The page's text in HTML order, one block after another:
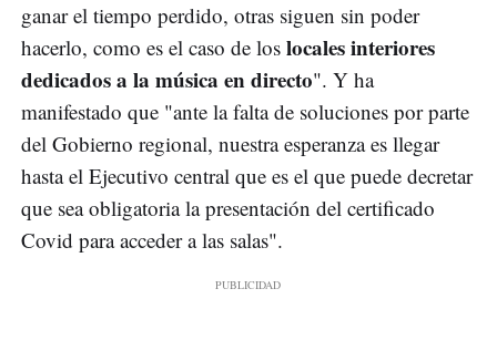
ganar el tiempo perdido, otras siguen sin poder
hacerlo, como es el caso de los locales interiores
dedicados a la música en directo". Y ha
manifestado que "ante la falta de soluciones por parte
del Gobierno regional, nuestra esperanza es llegar
hasta el Ejecutivo central que es el que puede decretar
que sea obligatoria la presentación del certificado
Covid para acceder a las salas".